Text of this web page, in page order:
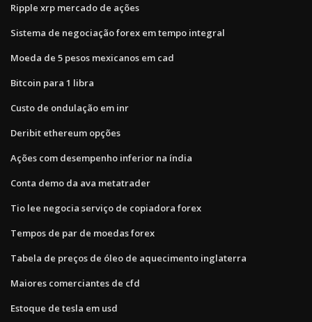
Ripple xrp mercado de ações
Sistema de negociação forex em tempo integral
Moeda de 5 pesos mexicanos em cad
Bitcoin para 1 libra
Custo de ondulação em inr
Deribit ethereum opções
Ações com desempenho inferior na índia
Conta demo da ava metatrader
Tio lee negocia serviço de copiadora forex
Tempos de par de moedas forex
Tabela de preços de óleo de aquecimento inglaterra
Maiores comerciantes de cfd
Estoque de tesla em usd